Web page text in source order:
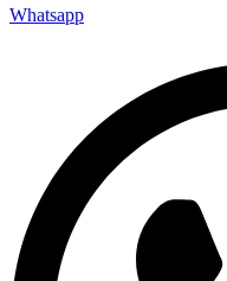
Whatsapp